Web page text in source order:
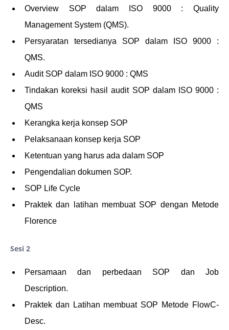
Overview SOP dalam ISO 9000 : Quality
Management System (QMS).
Persyaratan tersedianya SOP dalam ISO 9000 :
QMS.
Audit SOP dalam ISO 9000 : QMS
Tindakan koreksi hasil audit SOP dalam ISO 9000 :
QMS
Kerangka kerja konsep SOP
Pelaksanaan konsep kerja SOP
Ketentuan yang harus ada dalam SOP
Pengendalian dokumen SOP.
SOP Life Cycle
Praktek dan latihan membuat SOP dengan Metode
Florence
Sesi 2
Persamaan dan perbedaan SOP dan Job
Description.
Praktek dan Latihan membuat SOP Metode FlowC-
Desc.